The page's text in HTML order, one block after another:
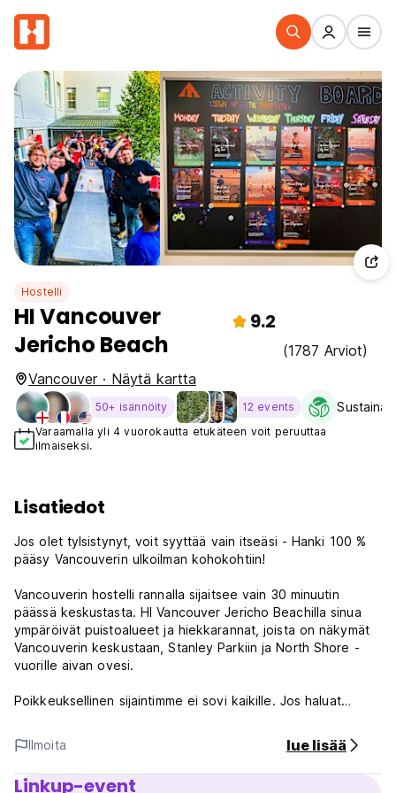
Hostelli
HI Vancouver
Jericho Beach
9.2
(1787 Arviot)
Vancouver · Näytä kartta
50+ isännöity 12 events
Varaamalla yli 4 vuorokautta etukäteen voit peruuttaa
ilmaiseksi.
Lisatiedot
Jos olet tylsistynyt, voit syyttää vain itseäsi - Hanki 100 %
pääsy Vancouverin ulkoilman kohokohtiin!
Vancouverin hostelli rannalla sijaitsee vain 30 minuutin
päässä keskustasta. HI Vancouver Jericho Beachilla sinua
ympäröivät puistoalueet ja hiekkarannat, joista on näkymät
Vancouverin keskustaan, Stanley Parkiin ja North Shore -
vuorille aivan ovesi.
Poikkeuksellinen sijaintimme ei sovi kaikille. Jos haluat
Downtown -sijaintiimme. Jos haluat olla puistoalueen
ympäröimä, askeleen päässä rannalta ja päästä
vaellus-/pyöräilyreiteille - tule tutustumaan meihin!
Ilmoita lue lisää
Linkup-event